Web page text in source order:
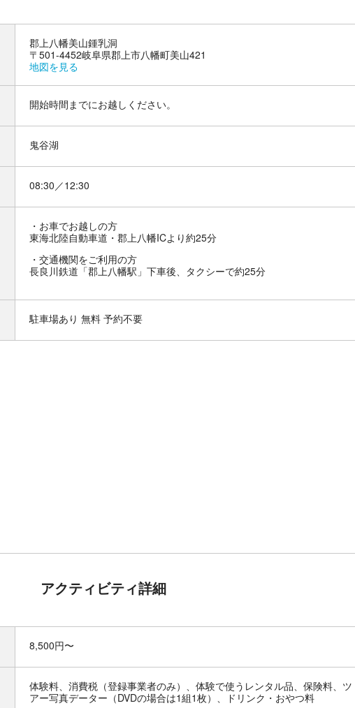
郡上八幡美山鍾乳洞
〒501-4452岐阜県郡上市八幡町美山421
地図を見る
開始時間までにお越しください。
鬼谷湖
08:30／12:30
お車でお越しの方
東海北陸自動車道・郡上八幡ICより約25分
交通機関をご利用の方
長良川鉄道「郡上八幡駅」下車後、タクシーで約25分
駐車場あり 無料 予約不要
アクティビティ詳細
8,500円〜
体験料、消費税（登録事業者のみ）、体験で使うレンタル品、保険料、ツ
アー写真データー（DVDの場合は1組1枚）、ドリンク・おやつ料